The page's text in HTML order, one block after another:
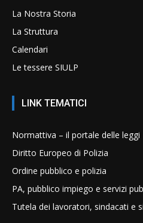
La Nostra Storia
La Struttura
Calendari
Le tessere SIULP
LINK TEMATICI
Normattiva – il portale delle leggi
Diritto Europeo di Polizia
Ordine pubblico e polizia
PA, pubblico impiego e servizi
Tutela dei lavoratori, sindacati e